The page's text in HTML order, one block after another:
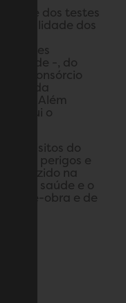
e dos testes
a qualidade dos
maiores
-, do
– o consórcio
, e o da
(IFS). Além
possui o
requisitos do
de perigos e
na
a saúde e o
de-obra e de